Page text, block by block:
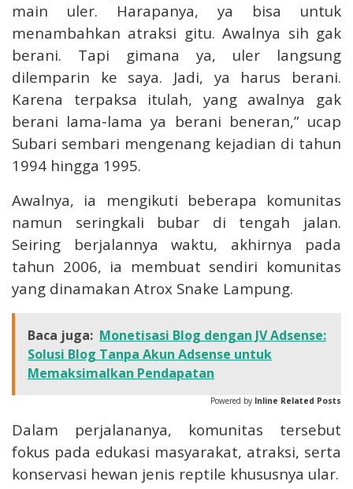
main uler. Harapanya, ya bisa untuk
menambahkan atraksi gitu. Awalnya sih gak
berani. Tapi gimana ya, uler langsung
dilemparin ke saya. Jadi, ya harus berani.
Karena terpaksa itulah, yang awalnya gak
berani lama-lama ya berani beneran,” ucap
Subari sembari mengenang kejadian di tahun
1994 hingga 1995.
Awalnya, ia mengikuti beberapa komunitas
namun seringkali bubar di tengah jalan.
Seiring berjalannya waktu, akhirnya pada
tahun 2006, ia membuat sendiri komunitas
yang dinamakan Atrox Snake Lampung.
Baca juga: Monetisasi Blog dengan JV Adsense:
Solusi Blog Tanpa Akun Adsense untuk
Memaksimalkan Pendapatan
Powered by Inline Related Posts
Dalam perjalananya, komunitas tersebut
fokus pada edukasi masyarakat, atraksi, serta
konservasi hewan jenis reptile khususnya ular.